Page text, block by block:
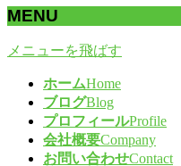
MENU
メニューを飛ばす
ホームHome
ブログBlog
プロフィールProfile
会社概要Company
お問い合わせContact